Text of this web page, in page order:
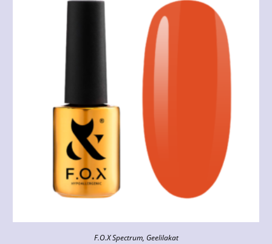
F.O.X Spectrum, Geelilakat